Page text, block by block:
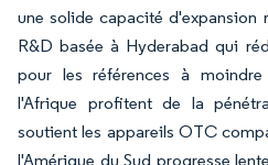
une solide capacité d'expansion
R&D basée à Hyderabad qui
pour les références à
l'Afrique profitent de la
soutient les appareils OTC
l'Amérique du Sud progresse